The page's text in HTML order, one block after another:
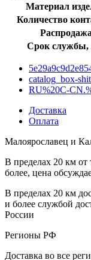
Материал
Количество
Срок службы,
catalog_box-
RU%20C-
Доставка
Оплата
Малоярославец и
В пределах 20 км от
более, цена
В пределах 20 км
и более службой
России
Регионы РФ
Доставка во все